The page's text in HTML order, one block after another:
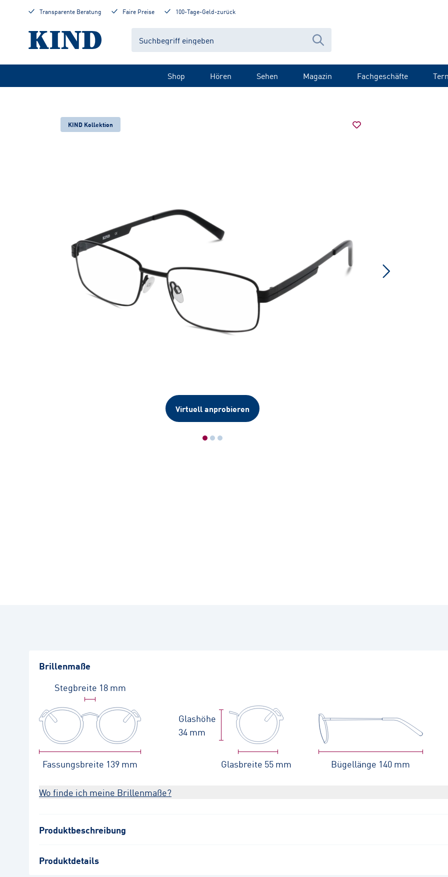
Transparente Beratung Faire Preise 100-Tage-Geld-zurück
Shop Hören Sehen Magazin Fachgeschäfte
KIND Kollektion
Virtuell anprobieren
Brillenmaße
Stegbreite 18 mm
Fassungsbreite 139 mm Glasbreite 55 mm
Glashöhe
34 mm
Bügellänge 140 mm
Wo finde ich meine Brillenmaße?
Produktbeschreibung
Produktdetails